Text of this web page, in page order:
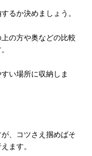
るか決めましょう。
の方や奥などの比較
い場所に収納しま
、コツさえ掴めばそ
ます。